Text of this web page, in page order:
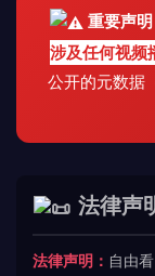
重要声明
涉及任何视频
公开的元数据
法律声
法律声明： 自由